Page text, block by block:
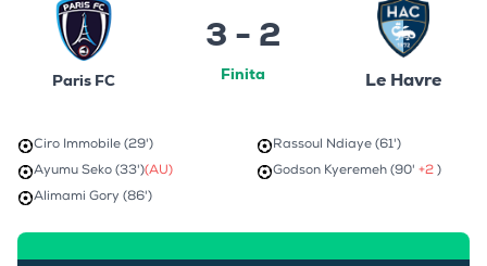
Paris FC
3 - 2
Finita Le Havre
Ciro Immobile (29')
Ayumu Seko (33')(AU)
Alimami Gory (86')
Rassoul Ndiaye (61')
Godson Kyeremeh (90' +2 )